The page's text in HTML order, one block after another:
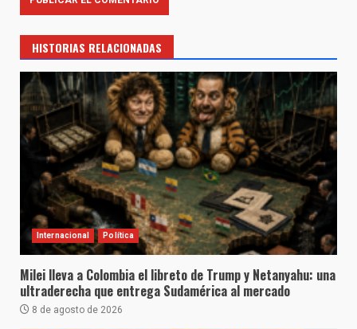
HISTORIAS RELACIONADAS
Internacional Política
Milei lleva a Colombia el libreto de Trump y Netanyahu: una
ultraderecha que entrega Sudamérica al mercado
8 de agosto de 2026